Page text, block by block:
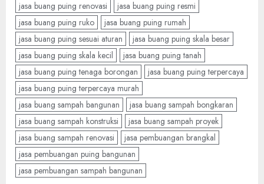
jasa buang puing renovasi
jasa buang puing resmi
jasa buang puing ruko
jasa buang puing rumah
jasa buang puing sesuai aturan
jasa buang puing skala besar
jasa buang puing skala kecil
jasa buang puing tanah
jasa buang puing tenaga borongan
jasa buang puing terpercaya
jasa buang puing terpercaya murah
jasa buang sampah bangunan
jasa buang sampah bongkaran
jasa buang sampah konstruksi
jasa buang sampah proyek
jasa buang sampah renovasi
jasa pembuangan brangkal
jasa pembuangan puing bangunan
jasa pembuangan sampah bangunan